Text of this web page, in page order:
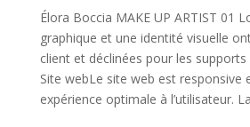
Élora Boccia MAKE UP ARTIST 01
graphique et une identité visuelle
client et déclinées pour les
Site webLe site web est responsive
expérience optimale à l’utilisateur.